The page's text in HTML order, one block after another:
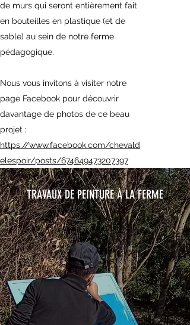
de murs qui seront entièrement fait
en bouteilles en plastique (et de
sable) au sein de notre ferme
pédagogique.
Nous vous invitons à visiter notre
page Facebook pour découvrir
davantage de photos de ce beau
projet :
https://www.facebook.com/chevald
elespoir/posts/674649473207397
TRAVAUX DE PEINTURE À LA FERME